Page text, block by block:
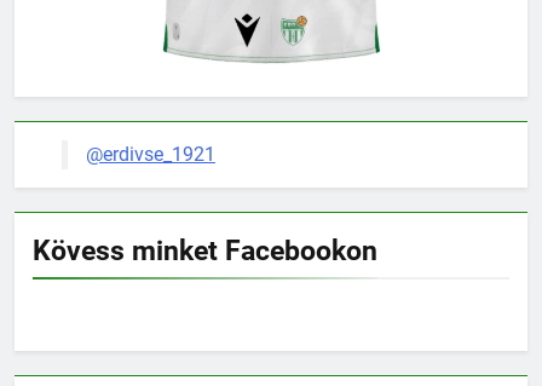
@erdivse_1921
Kövess minket Facebookon